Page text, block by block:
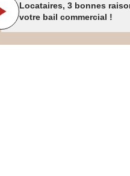
Locataires, 3 bonnes
votre bail commercial !